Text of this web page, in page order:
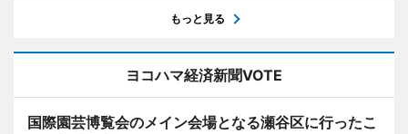
もっと見る
ヨコハマ経済新聞VOTE
国際園芸博覧会のメイン会場となる瀬谷区に行ったこ